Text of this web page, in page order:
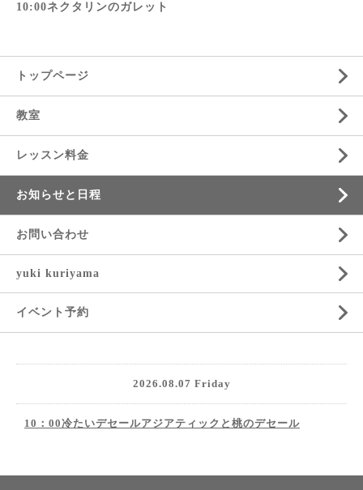
10:00ネクタリンのガレット
トップページ
教室
レッスン料金
お知らせと日程
お問い合わせ
yuki kuriyama
イベント予約
2026.08.07 Friday
10：00冷たいデセールアジアティックと桃のデセール